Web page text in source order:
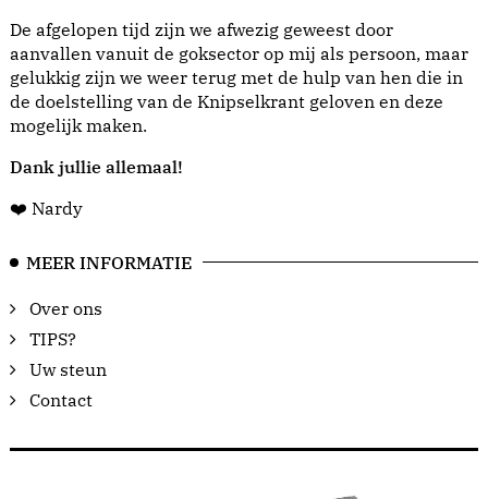
De afgelopen tijd zijn we afwezig geweest door
aanvallen vanuit de goksector op mij als persoon, maar
gelukkig zijn we weer terug met de hulp van hen die in
de doelstelling van de Knipselkrant geloven en deze
mogelijk maken.
Dank jullie allemaal!
❤️ Nardy
MEER INFORMATIE
Over ons
TIPS?
Uw steun
Contact